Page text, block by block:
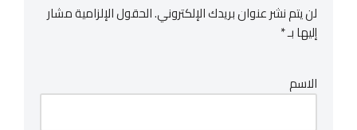
لن يتم نشر عنوان بريدك الإلكتروني.الحقول الإلزامية مشار
إليها بـ*
الاسم